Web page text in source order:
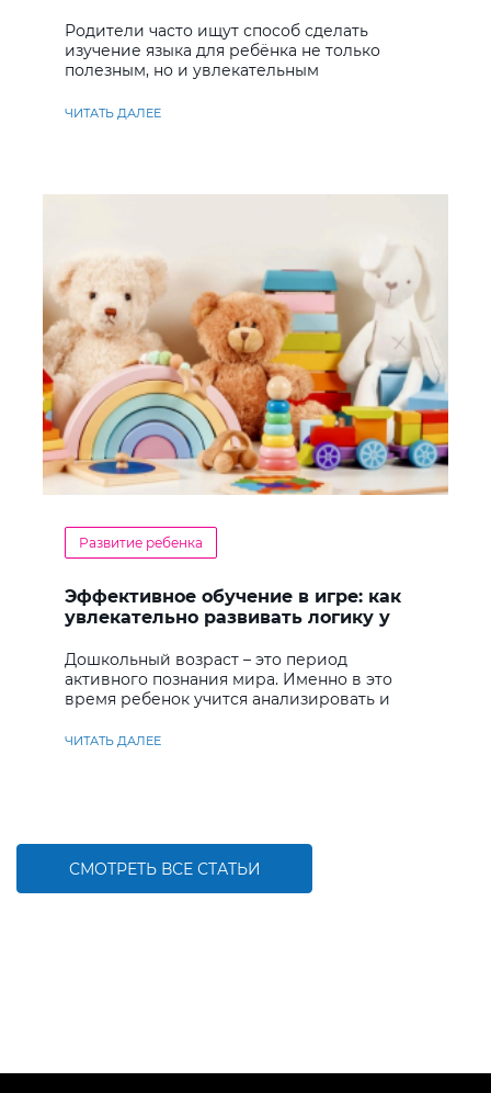
Родители часто ищут способ сделать
изучение языка для ребёнка не только
полезным, но и увлекательным
ЧИТАТЬ ДАЛЕЕ
Развитие ребенка
Эффективное обучение в игре: как
увлекательно развивать логику у
Дошкольный возраст – это период
активного познания мира. Именно в это
время ребенок учится анализировать и
ЧИТАТЬ ДАЛЕЕ
СМОТРЕТЬ ВСЕ СТАТЬИ